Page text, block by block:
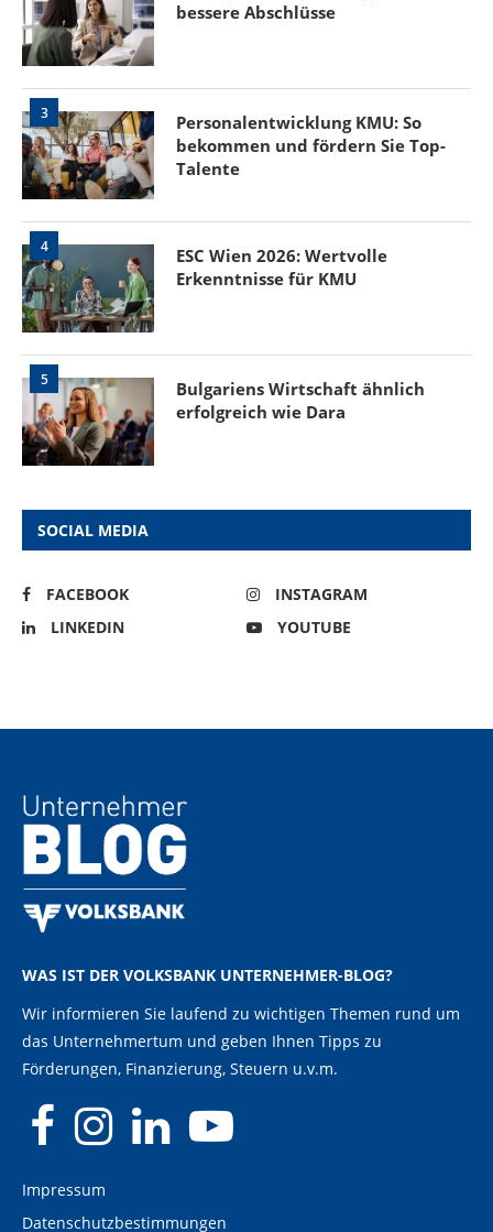
bessere Abschlüsse
3
Personalentwicklung KMU: So
bekommen und fördern Sie Top-
Talente
4
ESC Wien 2026: Wertvolle
Erkenntnisse für KMU
5
Bulgariens Wirtschaft ähnlich
erfolgreich wie Dara
SOCIAL MEDIA
FACEBOOK
INSTAGRAM
LINKEDIN
YOUTUBE
WAS IST DER VOLKSBANK UNTERNEHMER-BLOG?
Wir informieren Sie laufend zu wichtigen Themen rund um
das Unternehmertum und geben Ihnen Tipps zu
Förderungen, Finanzierung, Steuern u.v.m.
Impressum
Datenschutzbestimmungen